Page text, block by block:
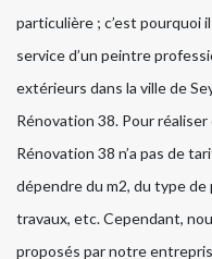
particulière ; c’est pourquoi
service d’un peintre
extérieurs dans la ville de
Rénovation 38. Pour
Rénovation 38 n’a pas de
dépendre du m2, du type
travaux, etc. Cependant,
proposés par notre